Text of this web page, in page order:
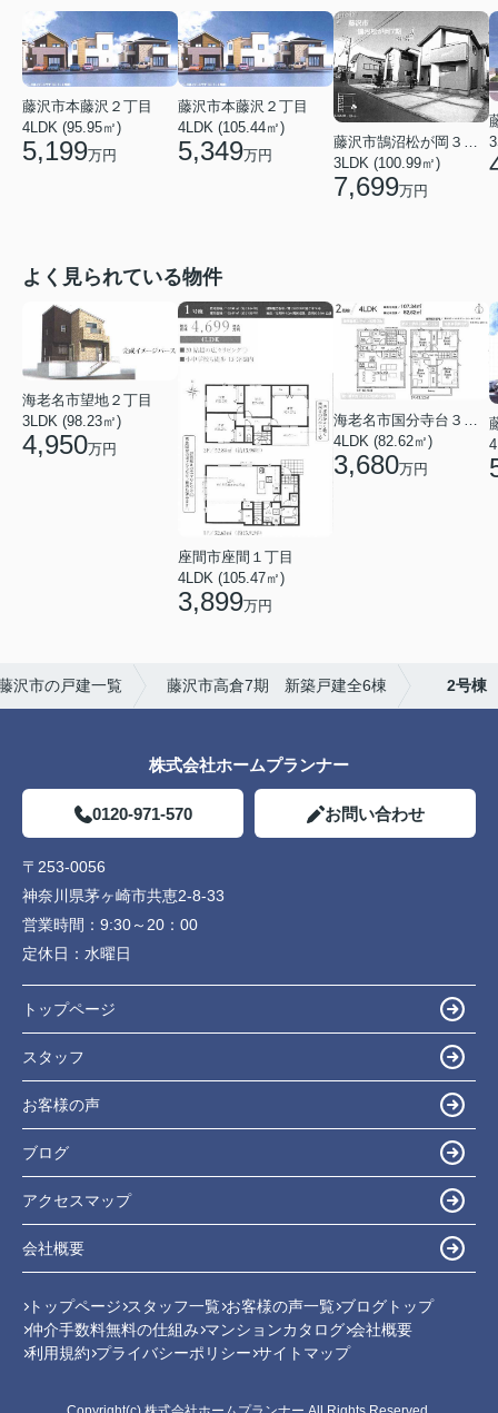
藤沢市本藤沢２丁目
4LDK (95.95㎡)
5,199万円
藤沢市本藤沢２丁目
4LDK (105.44㎡)
5,349万円
藤沢市鵠沼松が岡３丁目
3LDK (100.99㎡)
7,699万円
よく見られている物件
海老名市望地２丁目
3LDK (98.23㎡)
4,950万円
座間市座間１丁目
4LDK (105.47㎡)
3,899万円
海老名市国分寺台３丁目
4LDK (82.62㎡)
3,680万円
沢市の戸建一覧 藤沢市高倉7期 新築戸建全6棟 2号棟
株式会社ホームプランナー
0120-971-570 お問い合わせ
〒253-0056
神奈川県茅ヶ崎市共恵2-8-33
営業時間： 9:30～20：00
定休日： 水曜日
トップページ
スタッフ
お客様の声
ブログ
アクセスマップ
会社概要
トップページ スタッフ一覧 お客様の声一覧 ブログトップ
仲介手数料無料の仕組み マンションカタログ 会社概要
利用規約 プライバシーポリシー サイトマップ